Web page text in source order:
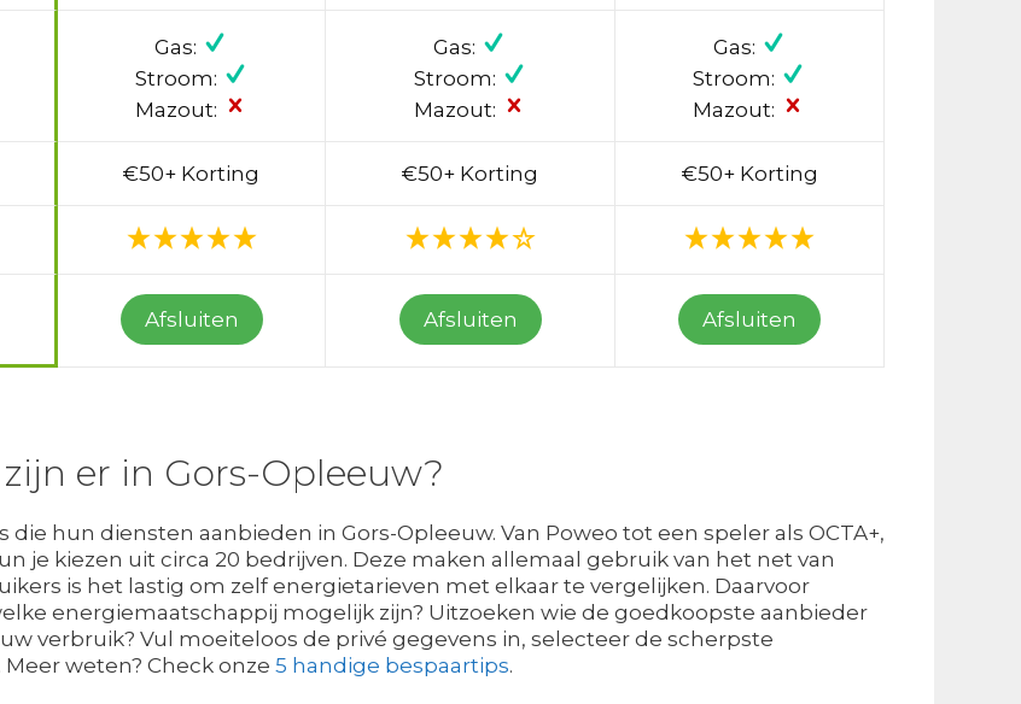
Gas:
Stroom:
Mazout:
Gas:
Stroom:
Mazout:
Gas:
Stroom:
Mazout:
€50+ Korting €50+ Korting €50+ Korting
Afsluiten Afsluiten Afsluiten
er in Gors-Opleeuw?
hun diensten aanbieden in Gors-Opleeuw. Van Poweo tot een speler als OCTA+,
je kiezen uit circa 20 bedrijven. Deze maken allemaal gebruik van het net van
is het lastig om zelf energietarieven met elkaar te vergelijken. Daarvoor
energiemaatschappij mogelijk zijn? Uitzoeken wie de goedkoopste aanbieder
verbruik? Vul moeiteloos de privé gegevens in, selecteer de scherpste
weten? Check onze 5 handige bespaartips.